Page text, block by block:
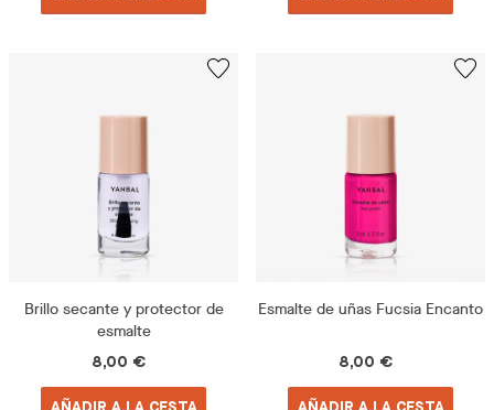
Brillo secante y protector de
esmalte
8,00 €
Esmalte de uñas Fucsia Encanto
8,00 €